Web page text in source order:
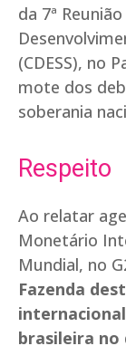
da 7ª
(CDESS), no
mote dos
soberania
Respeito
Ao relatar
Monetário
Mundial, no
Fazenda
brasileira no